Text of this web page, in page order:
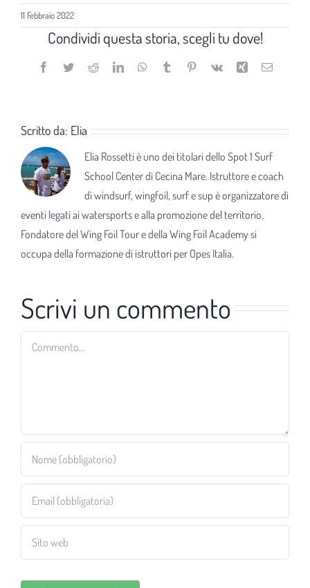
11 Febbraio 2022
Condividi questa storia, scegli tu dove!
Facebook
TwitterRedditLinkedInWhatsApp
TumblrPinterest
Vk Xing Email
Scritto da: Elia
Elia Rossetti è uno dei titolari dello Spot 1 Surf
School Center di Cecina Mare. Istruttore e coach
di windsurf, wingfoil, surf e sup è organizzatore di
eventi legati ai watersports e alla promozione del territorio.
Fondatore del Wing Foil Tour e della Wing Foil Academy si
occupa della formazione di istruttori per Opes Italia.
Scrivi un commento
Commento